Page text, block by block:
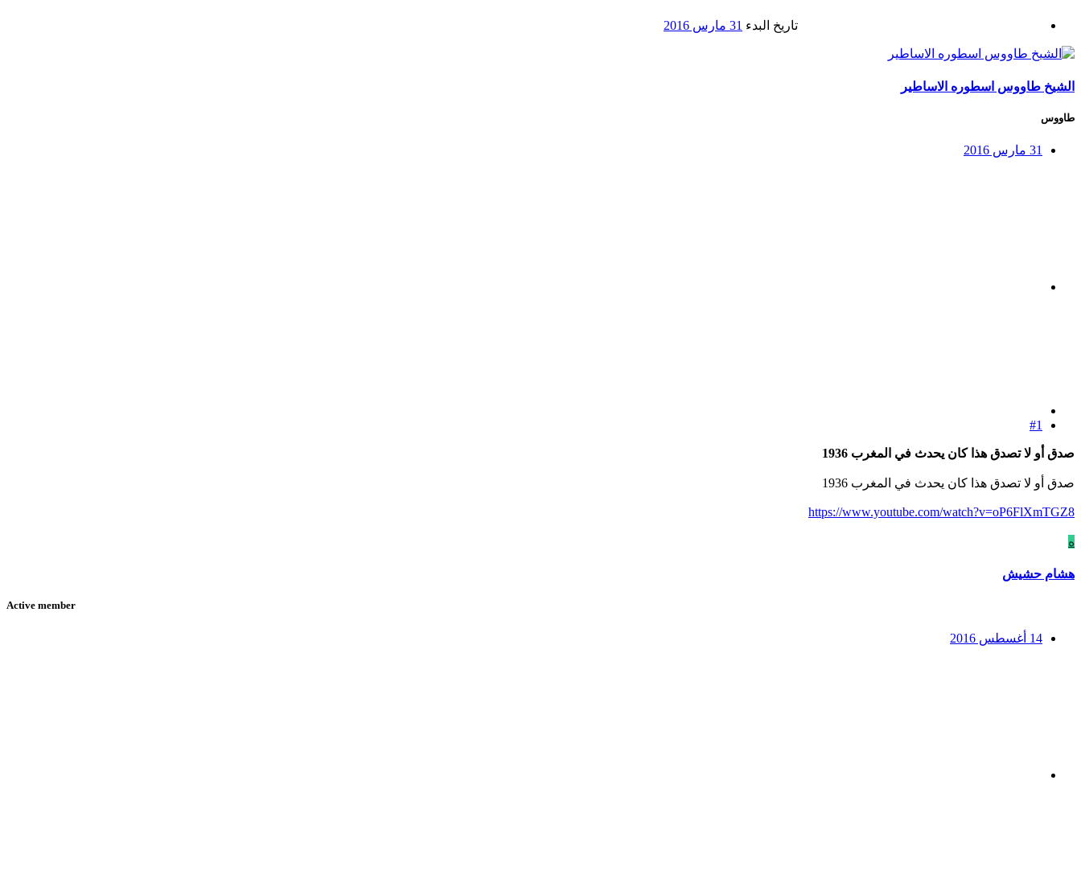
تاريخ البدء 31 مارس 2016
الشيخ طاووس اسطوره الاساطير
طاووس
31 مارس 2016
#1
صدق أو لا تصدق هذا كان يحدث في المغرب 1936
صدق أو لا تصدق هذا كان يحدث في المغرب 1936
https://www.youtube.com/watch?v=oP6FlXmTGZ8
ه
هشام حشيش
Active member
14 أغسطس 2016